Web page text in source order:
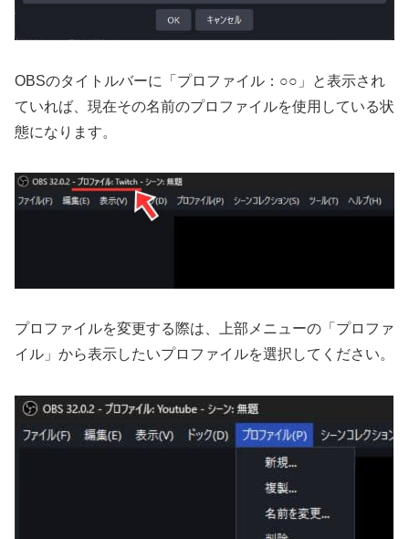
OBSのタイトルバーに「プロファイル：○○」と表示され
ていれば、現在その名前のプロファイルを使用している状
態になります。
プロファイルを変更する際は、上部メニューの「プロファ
イル」から表示したいプロファイルを選択してください。